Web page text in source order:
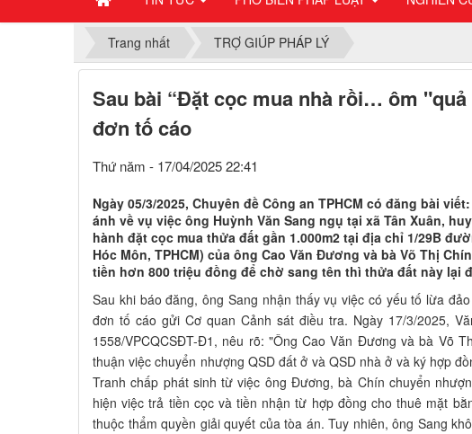
Trang nhất TRỢ GIÚP PHÁP LÝ
Sau bài “Đặt cọc mua nhà rồi… ôm
đơn tố cáo
Thứ năm - 17/04/2025 22:41
Ngày 05/3/2025, Chuyên đề Công an TPHCM có đăng bài
ánh về vụ việc ông Huỳnh Văn Sang ngụ tại xã Tân Xuân,
hành đặt cọc mua thửa đất gần 1.000m2 tại địa chỉ 1/29B
Hóc Môn, TPHCM) của ông Cao Văn Đương và bà Võ Thị
tiền hơn 800 triệu đồng để chờ sang tên thì thửa đất này lại
Sau khi báo đăng, ông Sang nhận thấy vụ việc có yếu tố lừa
đơn tố cáo gửi Cơ quan Cảnh sát điều tra. Ngày 17/3/2025,
1558/VPCQCSĐT-Đ1, nêu rõ: "Ông Cao Văn Đương và bà Võ
thuận việc chuyển nhượng QSD đất ở và QSD nhà ở và ký hợp
Tranh chấp phát sinh từ việc ông Đương, bà Chín chuyển
hiện việc trả tiền cọc và tiền nhận từ hợp đồng cho thuê mặt
thuộc thẩm quyền giải quyết của tòa án. Tuy nhiên, ông Sang